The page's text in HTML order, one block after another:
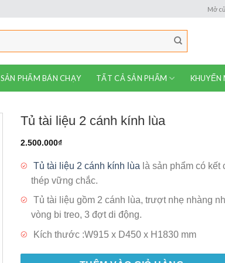
Mở
SẢN PHẨM BÁN CHẠY TẤT CẢ SẢN PHẨM KHUYẾN
Tủ tài liệu 2 cánh kính lùa
2.500.000₫
Tủ tài liệu 2 cánh kính lùa là sản phẩm có kết
thép vững chắc.
Tủ tài liệu gồm 2 cánh lùa, trượt nhẹ nhàng
vòng bi treo, 3 đợt di động.
Kích thước :W915 x D450 x H1830 mm